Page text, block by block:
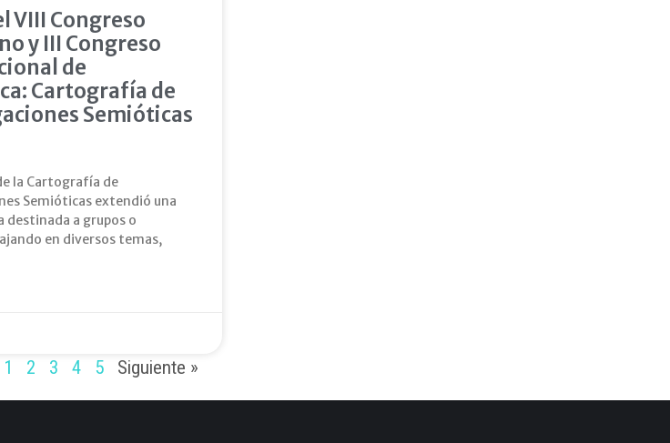
VIII Congreso
y III Congreso
de
Cartografía de
Semióticas
la Cartografía de
Semióticas extendió una
destinada a grupos o
en diversos temas,
1 2 3 4 5 Siguiente »